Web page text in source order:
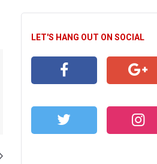
LET'S HANG OUT ON SOCIAL